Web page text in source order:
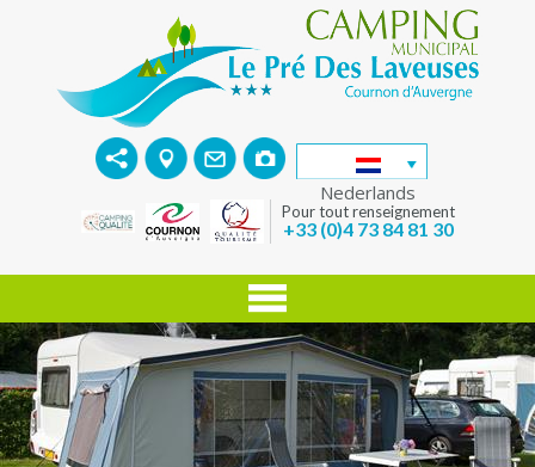
Nederlands
Pour tout renseignement
+33 (0)4 73 84 81 30